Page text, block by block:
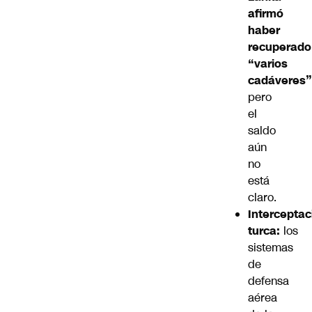
afirmó
haber
recuperado
“varios
cadáveres”
pero
el
saldo
aún
no
está
claro.
turca: los
sistemas
de
defensa
aérea